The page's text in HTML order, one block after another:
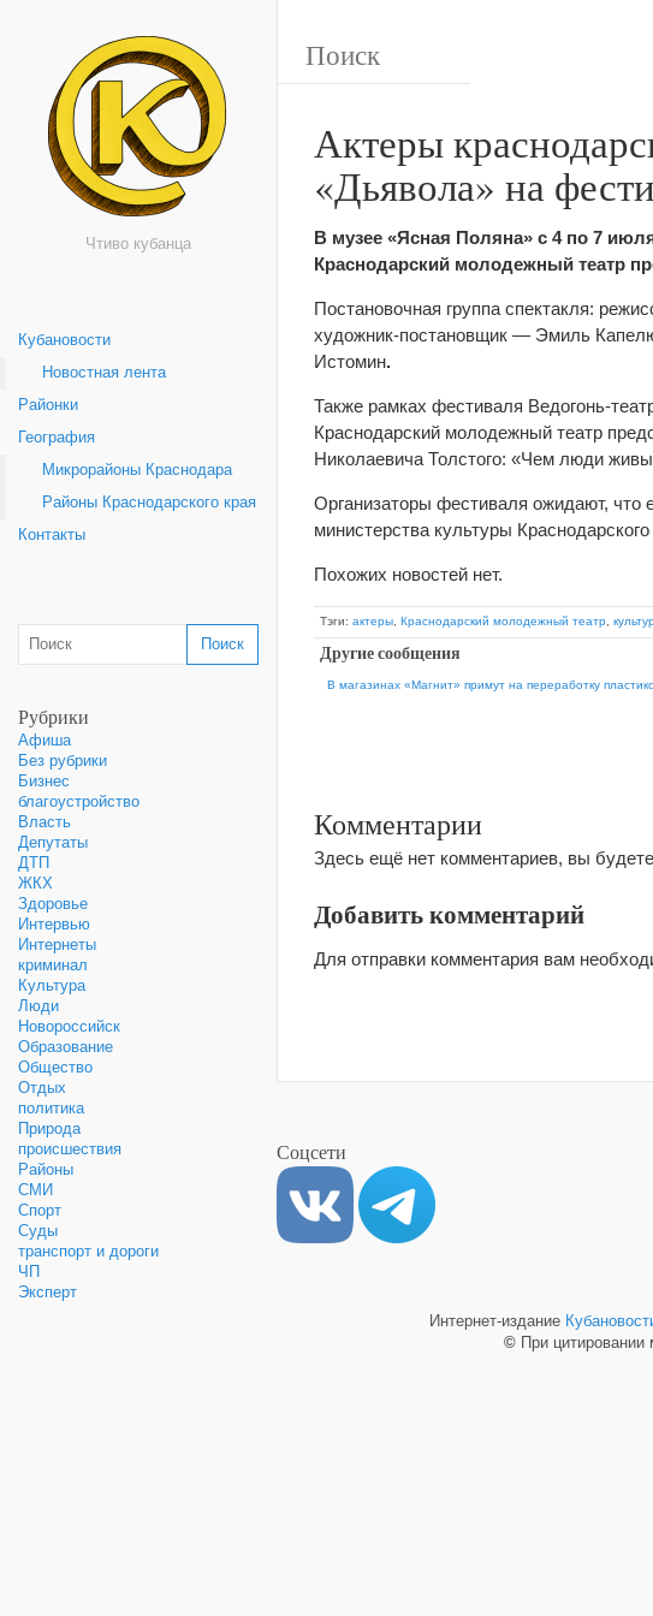
Чтиво кубанца
Кубановости
Новостная лента
Районки
География
Микрорайоны Краснодара
Районы Краснодарского края
Контакты
Рубрики
Афиша
Без рубрики
Бизнес
благоустройство
Власть
Депутаты
ДТП
ЖКХ
Здоровье
Интервью
Интернеты
криминал
Культура
Люди
Новороссийск
Образование
Общество
Отдых
политика
Природа
происшествия
Районы
СМИ
Спорт
Суды
транспорт и дороги
ЧП
Эксперт
Актеры
«Дьявола» на
В музее «Ясная Поляна» с 4 по 7
Краснодарский молодежный театр
Постановочная группа спектакля:
художник-постановщик — Эмиль
Истомин.
Также рамках фестиваля Ведогонь-
Краснодарский молодежный театр
Николаевича Толстого: «Чем люди
Организаторы фестиваля ожидают, что
министерства культуры Краснодарского
Похожих новостей нет.
Тэги: актеры Краснодарский молодежный театр
Другие сообщения
В магазинах «Магнит» примут на переработку
Комментарии
Здесь ещё нет комментариев, вы
Добавить комментарий
Для отправки комментария вам
Соцсети
Интернет-издание
© При